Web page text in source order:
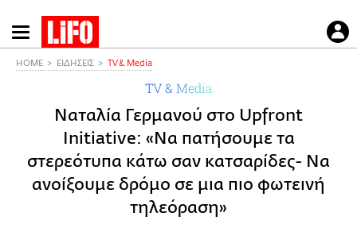
Παράκαμψη
προς
HOME ΕΙΔΗΣΕΙΣ TV & Media
TV & Media
Ναταλία Γερμανού στο Upfront
Initiative: «Να πατήσουμε τα
στερεότυπα κάτω σαν κατσαρίδες- Nα
ανοίξουμε δρόμο σε μια πιο φωτεινή
τηλεόραση»